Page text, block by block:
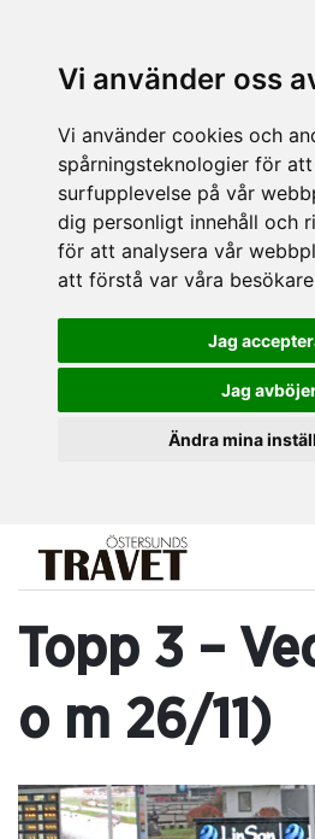
Vi använder oss
Vi använder cookies och
spårningsteknologier för
surfupplevelse på vår
dig personligt innehåll och
för att analysera vår
att förstå var våra
Jag
Jag
Ändra mina
Topp 3 –
o m 26/11)